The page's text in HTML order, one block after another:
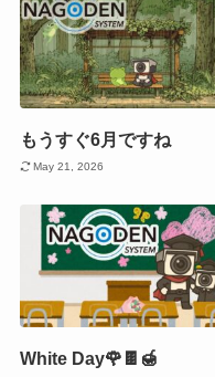
もうすぐ6月ですね
May 21, 2026
White Day🌹🍫🍯